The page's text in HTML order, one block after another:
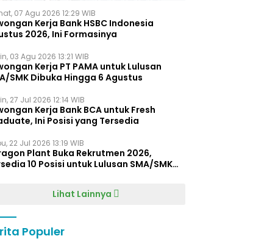
07 Agu 2026 12:29 WIB
Kerja Bank HSBC Indonesia
2026, Ini Formasinya
03 Agu 2026 13:21 WIB
Kerja PT PAMA untuk Lulusan
SMK Dibuka Hingga 6 Agustus
27 Jul 2026 12:14 WIB
Kerja Bank BCA untuk Fresh
Ini Posisi yang Tersedia
22 Jul 2026 13:19 WIB
Plant Buka Rekrutmen 2026,
10 Posisi untuk Lulusan SMA/SMK
Lihat Lainnya
Populer